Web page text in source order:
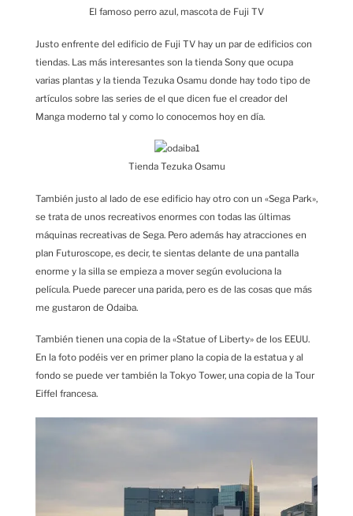
El famoso perro azul, mascota de Fuji TV
Justo enfrente del edificio de Fuji TV hay un par de edificios con
tiendas. Las más interesantes son la tienda Sony que ocupa
varias plantas y la tienda Tezuka Osamu donde hay todo tipo de
artículos sobre las series de el que dicen fue el creador del
Manga moderno tal y como lo conocemos hoy en día.
Tienda Tezuka Osamu
También justo al lado de ese edificio hay otro con un «Sega Park»,
se trata de unos recreativos enormes con todas las últimas
máquinas recreativas de Sega. Pero además hay atracciones en
plan Futuroscope, es decir, te sientas delante de una pantalla
enorme y la silla se empieza a mover según evoluciona la
película. Puede parecer una parida, pero es de las cosas que más
me gustaron de Odaiba.
También tienen una copia de la «Statue of Liberty» de los EEUU.
En la foto podéis ver en primer plano la copia de la estatua y al
fondo se puede ver también la Tokyo Tower, una copia de la Tour
Eiffel francesa.